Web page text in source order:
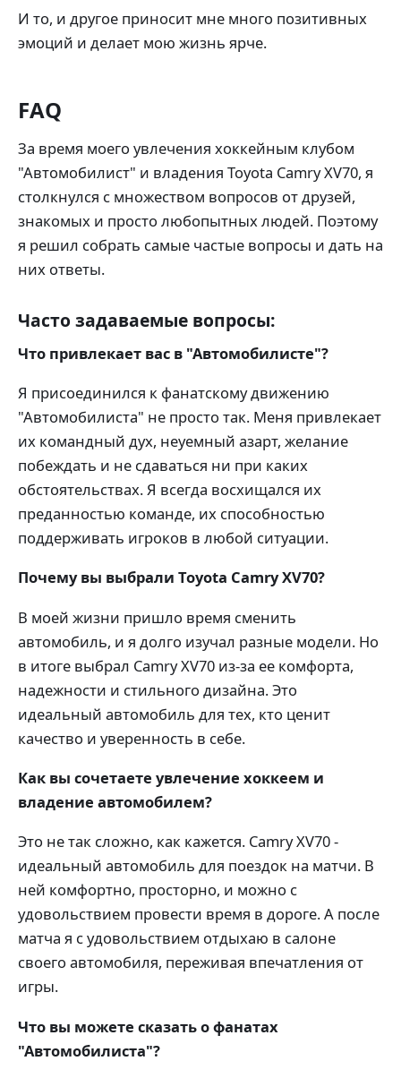
И то, и другое приносит мне много позитивных
эмоций и делает мою жизнь ярче.
FAQ
За время моего увлечения хоккейным клубом
"Автомобилист" и владения Toyota Camry XV70, я
столкнулся с множеством вопросов от друзей,
знакомых и просто любопытных людей. Поэтому
я решил собрать самые частые вопросы и дать на
них ответы.
Часто задаваемые вопросы:
Что привлекает вас в "Автомобилисте"?
Я присоединился к фанатскому движению
"Автомобилиста" не просто так. Меня привлекает
их командный дух, неуемный азарт, желание
побеждать и не сдаваться ни при каких
обстоятельствах. Я всегда восхищался их
преданностью команде, их способностью
поддерживать игроков в любой ситуации.
Почему вы выбрали Toyota Camry XV70?
В моей жизни пришло время сменить
автомобиль, и я долго изучал разные модели. Но
в итоге выбрал Camry XV70 из-за ее комфорта,
надежности и стильного дизайна. Это
идеальный автомобиль для тех, кто ценит
качество и уверенность в себе.
Как вы сочетаете увлечение хоккеем и
владение автомобилем?
Это не так сложно, как кажется. Camry XV70 -
идеальный автомобиль для поездок на матчи. В
ней комфортно, просторно, и можно с
удовольствием провести время в дороге. А после
матча я с удовольствием отдыхаю в салоне
своего автомобиля, переживая впечатления от
игры.
Что вы можете сказать о фанатах
"Автомобилиста"?